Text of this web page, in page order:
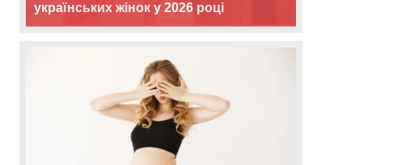
українських жінок у 2026 році